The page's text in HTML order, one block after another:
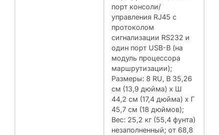
порт консоли/
управления RJ45 с
протоколом
сигнализации RS232 и
один порт USB-B (на
модуль процессора
маршрутизации);
Размеры: 8 RU, В 35,26
см (13,9 дюйма) x Ш
44,2 см (17,4 дюйма) x Г
45,7 см (18 дюймов);
Вес: 25,2 кг (55,4 фунта)
незаполненный; от 68,8